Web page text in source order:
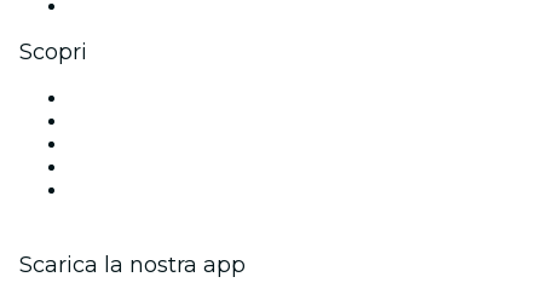
Scopri
Scarica la nostra app